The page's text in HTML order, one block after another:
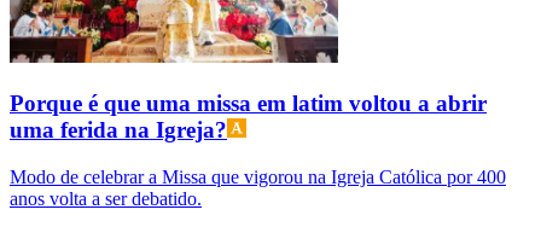
Porque é que uma missa em latim voltou a abrir
uma ferida na Igreja?
Modo de celebrar a Missa que vigorou na Igreja Católica por 400
anos volta a ser debatido.